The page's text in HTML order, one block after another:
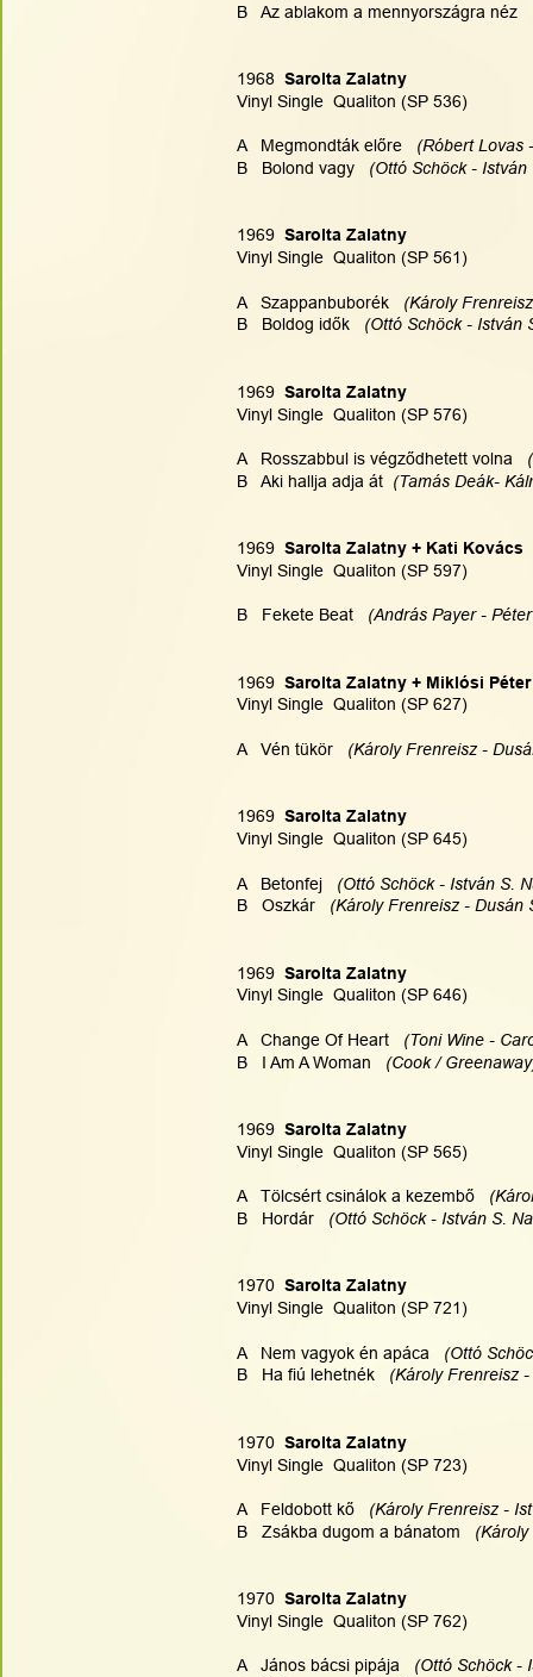
B   Az ablakom a mennyországra néz
1968 Sarolta Zalatny
Vinyl Single  Qualiton (SP 536)
A   Megmondták előre (Róbert Lovas
B   Bolond vagy
(Ottó Schöck -
1969 Sarolta Zalatny
Vinyl Single  Qualiton (SP 561)
A   Szappanbuborék
(Károly
B   Boldog idők (Ottó Schöck - István
1969 Sarolta Zalatny
Vinyl Single  Qualiton (SP 576)
A   Rosszabbul is végződhetett volna
B   Aki hallja adja át (Tamás Deák-
1969 Sarolta Zalatny + Kati Kovács
Vinyl Single  Qualiton (SP 597)
B   Fekete Beat (András Payer -
1969 Sarolta Zalatny + Miklósi Péter
Vinyl Single  Qualiton (SP 627)
A   Vén tükör (Károly Frenreisz -
1969 Sarolta Zalatny
Vinyl Single  Qualiton (SP 645)
A   Betonfej
(Ottó Schöck - István S.
B   Oszkár (Károly Frenreisz - Dusán
1969 Sarolta Zalatny
Vinyl Single  Qualiton (SP 646)
A   Change Of Heart
(Toni Wine -
B   I Am A Woman (Cook /
1969 Sarolta Zalatny
Vinyl Single  Qualiton (SP 565)
A   Tölcsért csinálok a kezembő
B   Hordár (Ottó Schöck - István S.
1970 Sarolta Zalatny
Vinyl Single  Qualiton (SP 721)
A   Nem vagyok én apáca
(Ottó
B   Ha fiú lehetnék
(Károly Frenreisz
1970 Sarolta Zalatny
Vinyl Single  Qualiton (SP 723)
A   Feldobott kő (Károly Frenreisz -
B   Zsákba dugom a bánatom
1970 Sarolta Zalatny
Vinyl Single  Qualiton (SP 762)
A   János bácsi pipája
(Ottó Schöck -